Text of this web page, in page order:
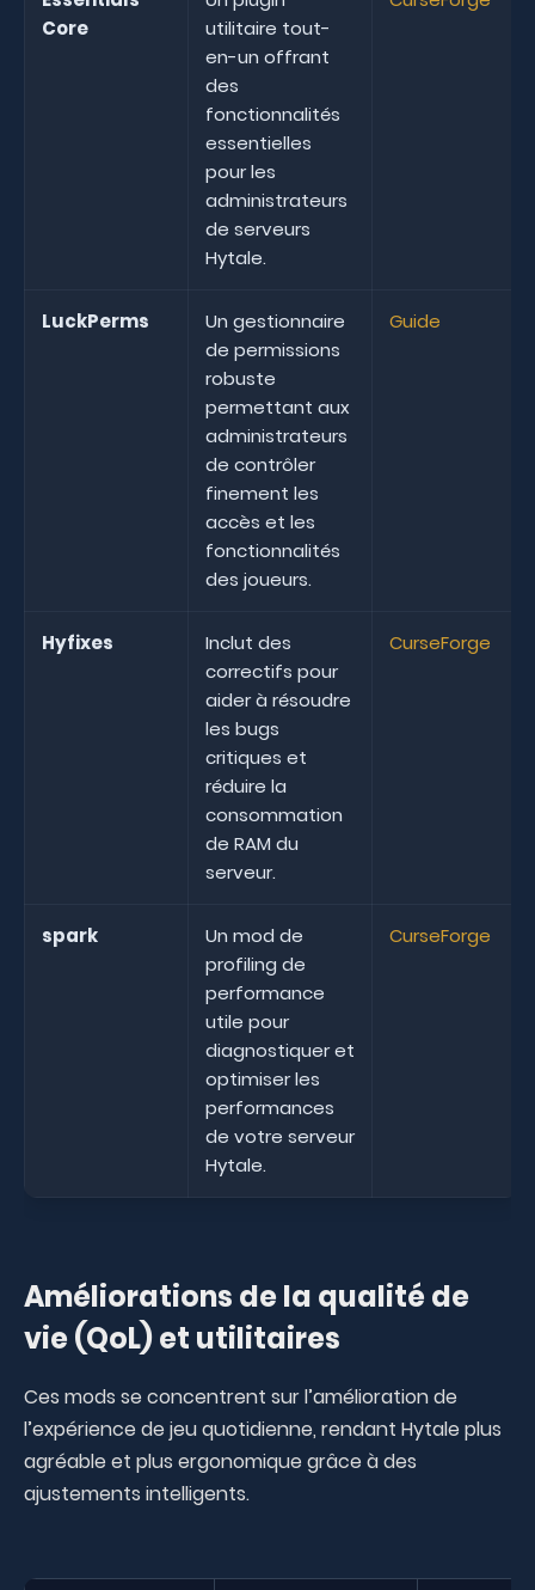
Core
utilitaire tout-
en-un offrant
des
fonctionnalités
essentielles
pour les
administrateurs
de serveurs
Hytale.
LuckPerms
Un gestionnaire
de permissions
robuste
permettant aux
administrateurs
de contrôler
finement les
accès et les
fonctionnalités
des joueurs.
Guide
Hyfixes
Inclut des
correctifs pour
aider à résoudre
les bugs
critiques et
réduire la
consommation
de RAM du
serveur.
CurseForge
spark
Un mod de
profiling de
performance
utile pour
diagnostiquer et
optimiser les
performances
de votre serveur
Hytale.
CurseForge
Améliorations de la qualité de
vie (QoL) et utilitaires
Ces mods se concentrent sur l’amélioration de
l’expérience de jeu quotidienne, rendant Hytale plus
agréable et plus ergonomique grâce à des
ajustements intelligents.